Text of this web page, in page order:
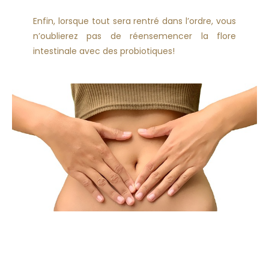
Enfin, lorsque tout sera rentré dans l’ordre, vous
n’oublierez pas de réensemencer la flore
intestinale avec des probiotiques!